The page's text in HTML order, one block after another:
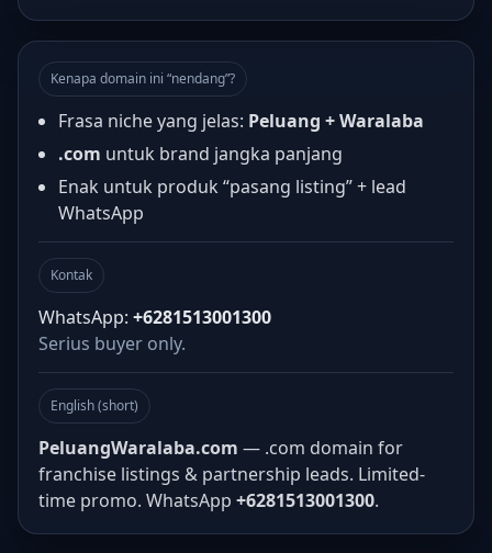
Kenapa domain ini “nendang”?
Frasa niche yang jelas: Peluang + Waralaba
.com untuk brand jangka panjang
Enak untuk produk “pasang listing” + lead
WhatsApp
Kontak
WhatsApp: +6281513001300
Serius buyer only.
English (short)
PeluangWaralaba.com — .com domain for
franchise listings & partnership leads. Limited-
time promo. WhatsApp +6281513001300.